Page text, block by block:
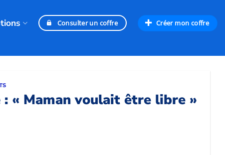
Consulter un coffre Créer mon coffre
: « Maman voulait être libre »